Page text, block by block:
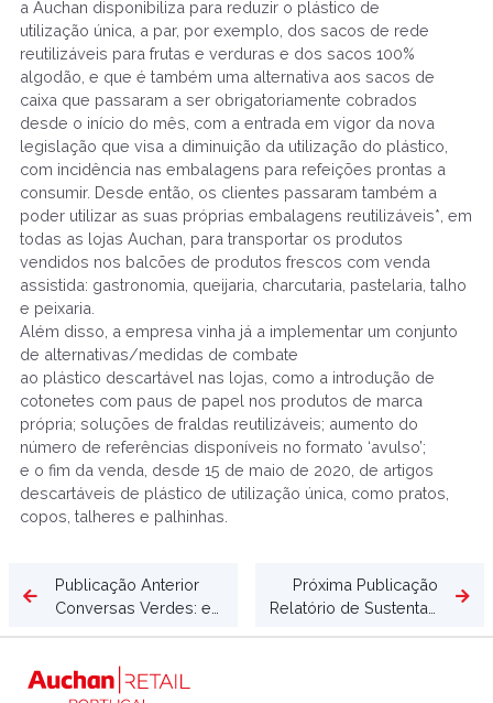
a Auchan disponibiliza para reduzir o plástico de
utilização única, a par, por exemplo, dos sacos de rede
reutilizáveis para frutas e verduras e dos sacos 100%
algodão, e que é também uma alternativa aos sacos de
caixa que passaram a ser obrigatoriamente cobrados
desde o início do mês, com a entrada em vigor da nova
legislação que visa a diminuição da utilização do plástico,
com incidência nas embalagens para refeições prontas a
consumir. Desde então, os clientes passaram também a
poder utilizar as suas próprias embalagens reutilizáveis*, em
todas as lojas Auchan, para transportar os produtos
vendidos nos balcões de produtos frescos com venda
assistida: gastronomia, queijaria, charcutaria, pastelaria, talho
e peixaria.
Além disso, a empresa vinha já a implementar um conjunto
de alternativas/medidas de combate
ao plástico descartável nas lojas, como a introdução de
cotonetes com paus de papel nos produtos de marca
própria; soluções de fraldas reutilizáveis; aumento do
número de referências disponíveis no formato ‘avulso’;
e o fim da venda, desde 15 de maio de 2020, de artigos
descartáveis de plástico de utilização única, como pratos,
copos, talheres e palhinhas.
Publicação Anterior
Próxima Publicação